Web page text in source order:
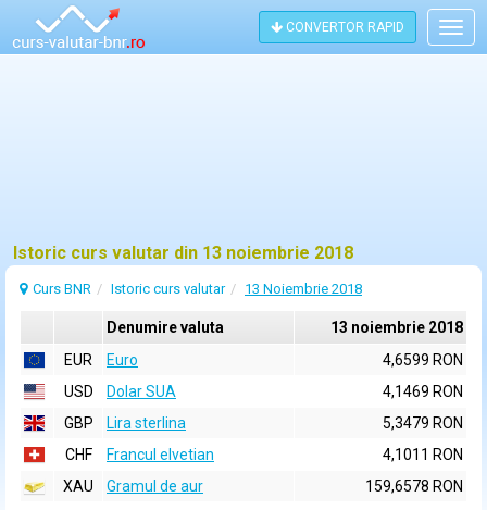
CONVERTOR RAPID
Istoric curs valutar din 13 noiembrie 2018
Curs BNR Istoric curs valutar 13 Noiembrie 2018
Denumire valuta
13 noiembrie 2018
EUR
Euro
4,6599 RON
USD
Dolar SUA
4,1469 RON
GBP
Lira sterlina
5,3479 RON
CHF
Francul elvetian
4,1011 RON
XAU
Gramul de aur
159,6578 RON